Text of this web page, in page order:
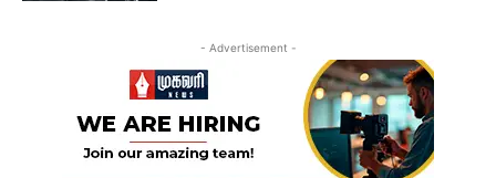
- Advertisement -